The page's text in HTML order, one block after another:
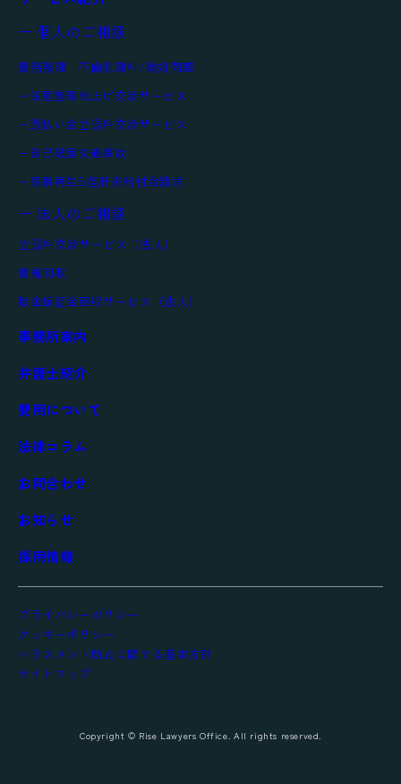
ー 個人のご相談
債務整理
任意整理
過払い金
自己破産
民事再生
不倫慰謝料/離婚問題
地上げ交渉サービス
立退料交渉サービス
交通事故
B型肝炎給付金請求
ー 法人のご相談
立退料交渉サービス（法人）
債権回収
敷金保証金回収サービス（法人）
事務所案内
弁護士紹介
費用について
法律コラム
お問合わせ
お知らせ
採用情報
プライバシーポリシー
クッキーポリシー
ハラスメント防止に関する基本方針
サイトマップ
Copyright © Rise Lawyers Office. All rights reserved.